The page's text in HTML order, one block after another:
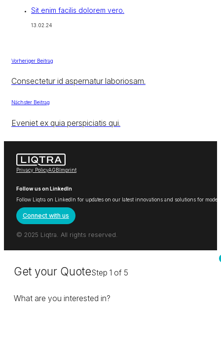
Sit enim facilis dolorem vero.
13.02.24
Vorheriger Beitrag
Consectetur id aspernatur laboriosam.
Nächster Beitrag
Eveniet ex quia perspiciatis qui.
Privacy PolicyAGBImprint
Follow us on LinkedIn
Follow Liqtra on LinkedIn for updates on our latest innovations and solutions for
Connect with us
© 2025 Liqtra. All rights reserved.
Get your QuoteStep 1 of 5
What are you interested in?